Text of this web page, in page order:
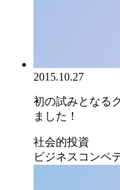
2015.10.27
初の試みとなる
ました！
社会的投資
ビジネスコンペ